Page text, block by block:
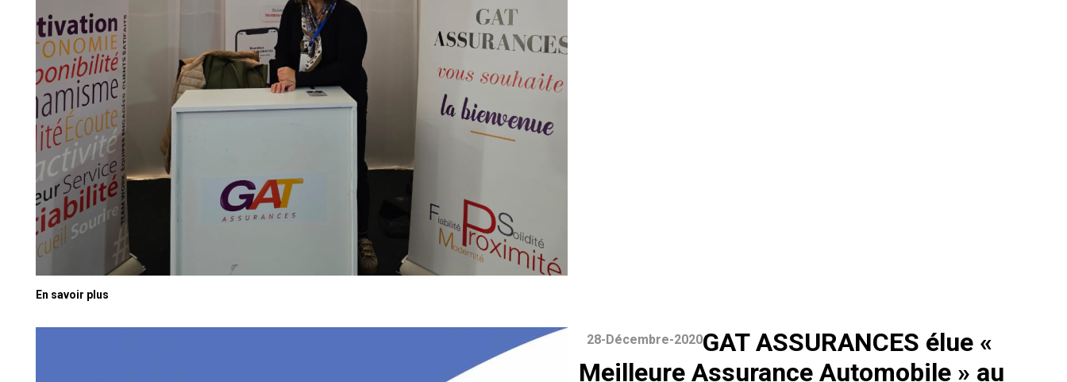
En savoir plus
28-Décembre-2020GAT ASSURANCES élue «
Meilleure Assurance Automobile » au